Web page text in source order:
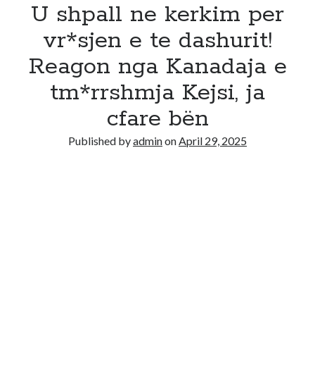
U shpall ne kerkim per
vr*sjen e te dashurit!
Reagon nga Kanadaja e
tm*rrshmja Kejsi, ja
cfare bën
Published byadminonApril 29, 2025